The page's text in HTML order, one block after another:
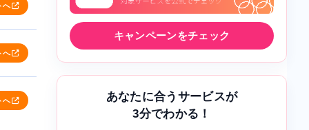
へ
へ
へ
キャンペーンをチェック
あなたに合うサービスが
3分でわかる！